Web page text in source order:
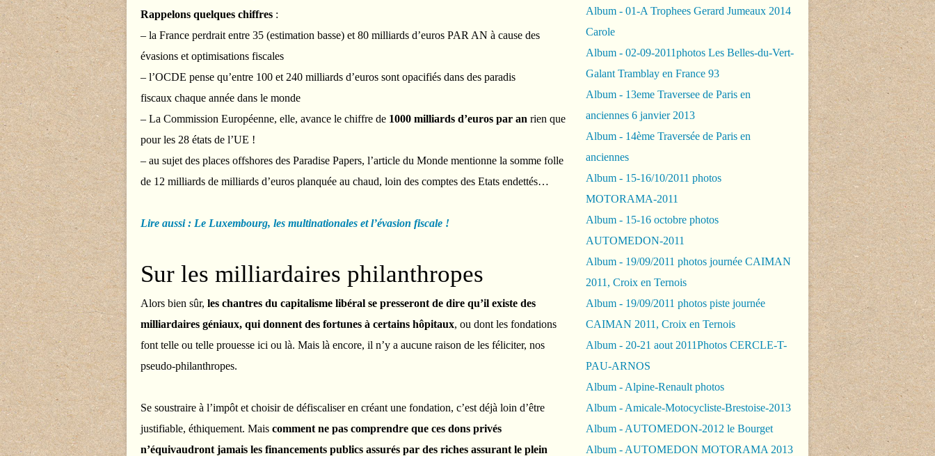
Rappelons quelques chiffres :
– la France perdrait entre 35 (estimation basse) et 80 milliards d’euros PAR AN à cause des
évasions et optimisations fiscales
– l’OCDE pense qu’entre 100 et 240 milliards d’euros sont opacifiés dans des paradis
fiscaux chaque année dans le monde
– La Commission Européenne, elle, avance le chiffre de 1000 milliards d’euros par an rien que
pour les 28 états de l’UE !
– au sujet des places offshores des Paradise Papers, l’article du Monde mentionne la somme folle
de 12 milliards de milliards d’euros planquée au chaud, loin des comptes des Etats endettés…
Lire aussi : Le Luxembourg, les multinationales et l’évasion fiscale !
Sur les milliardaires philanthropes
Alors bien sûr, les chantres du capitalisme libéral se presseront de dire qu’il existe des
milliardaires géniaux, qui donnent des fortunes à certains hôpitaux, ou dont les fondations
font telle ou telle prouesse ici ou là. Mais là encore, il n’y a aucune raison de les féliciter, nos
pseudo-philanthropes.
Se soustraire à l’impôt et choisir de défiscaliser en créant une fondation, c’est déjà loin d’être
justifiable, éthiquement. Mais comment ne pas comprendre que ces dons privés
n’équivaudront jamais les financements publics assurés par des riches assurant le plein
Album - 01-A Trophees Gerard Jumeaux 2014
Carole
Album - 02-09-2011photos Les Belles-du-Vert-
Galant Tramblay en France 93
Album - 13eme Traversee de Paris en
anciennes 6 janvier 2013
Album - 14ème Traversée de Paris en
anciennes
Album - 15-16/10/2011 photos
MOTORAMA-2011
Album - 15-16 octobre photos
AUTOMEDON-2011
Album - 19/09/2011 photos journée CAIMAN
2011, Croix en Ternois
Album - 19/09/2011 photos piste journée
CAIMAN 2011, Croix en Ternois
Album - 20-21 aout 2011Photos CERCLE-T-
PAU-ARNOS
Album - Alpine-Renault photos
Album - Amicale-Motocycliste-Brestoise-2013
Album - AUTOMEDON-2012 le Bourget
Album - AUTOMEDON MOTORAMA 2013